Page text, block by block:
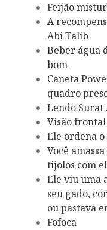
Feijão
A
Abi Talib
Beber água
bom
Caneta
quadro
Lendo
Visão frontal
Ele ordena
Você
tijolos com
Ele viu uma
seu gado,
ou pastava
Fofoca